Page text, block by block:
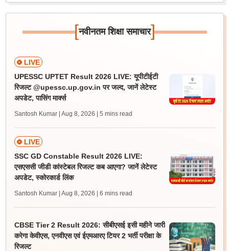
[नवीनतम शिक्षा समाचार]
LIVE
UPESSC UPTET Result 2026 LIVE: यूपीटीईटी
रिजल्ट @upessc.up.gov.in पर जल्द, जानें लेटेस्ट
अपडेट, पासिंग मार्क्स
Santosh Kumar | Aug 8, 2026 | 5 mins read
LIVE
SSC GD Constable Result 2026 LIVE:
एसएससी जीडी कांस्टेबल रिजल्ट कब आएगा? जानें लेटेस्ट
अपडेट, स्कोरकार्ड लिंक
Santosh Kumar | Aug 8, 2026 | 6 mins read
CBSE Tier 2 Result 2026: सीबीएसई इसी महीने जारी
करेगा केवीएस, एनवीएस एवं ईएमआरए टियर 2 भर्ती परीक्षा के
रिजल्ट